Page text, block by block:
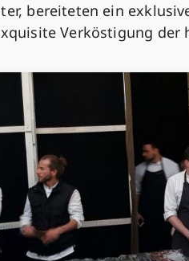
bereiteten ein
Verköstigung der